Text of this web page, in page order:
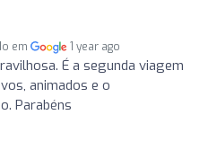
em 1 year ago
É a segunda viagem
animados e o
Parabéns